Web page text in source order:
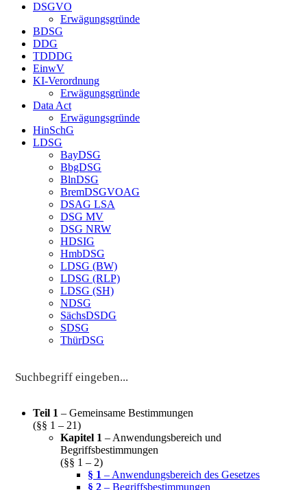
DSGVO
Erwägungsgründe
BDSG
DDG
TDDDG
EinwV
KI-Verordnung
Erwägungsgründe
Data Act
Erwägungsgründe
HinSchG
LDSG
BayDSG
BbgDSG
BlnDSG
BremDSGVOAG
DSAG LSA
DSG MV
DSG NRW
HDSIG
HmbDSG
LDSG (BW)
LDSG (RLP)
LDSG (SH)
NDSG
SächsDSDG
SDSG
ThürDSG
Teil 1 – Gemeinsame Bestimmungen
(§§ 1 – 21)
Kapitel 1 – Anwendungsbereich und
Begriffsbestimmungen
(§§ 1 – 2)
§ 1 – Anwendungsbereich des Gesetzes
§ 2 – Begriffsbestimmungen